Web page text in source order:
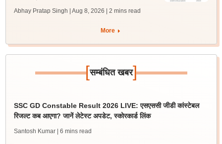
Abhay Pratap Singh | Aug 8, 2026 | 2 mins read
More
[सम्बंधित खबर]
SSC GD Constable Result 2026 LIVE: एसएससी जीडी कांस्टेबल
रिजल्ट कब आएगा? जानें लेटेस्ट अपडेट, स्कोरकार्ड लिंक
Santosh Kumar | 6 mins read